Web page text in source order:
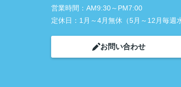
営業時間： AM9:30～PM7:00
定休日： 1月～4月無休（5月～12月毎週
お問い合わせ